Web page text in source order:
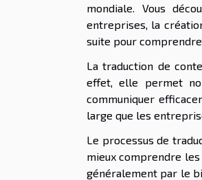
mondiale. Vous
entreprises, la
suite pour
La traduction de
effet, elle permet
communiquer
large que les
Le processus de
mieux comprendre les
généralement par le